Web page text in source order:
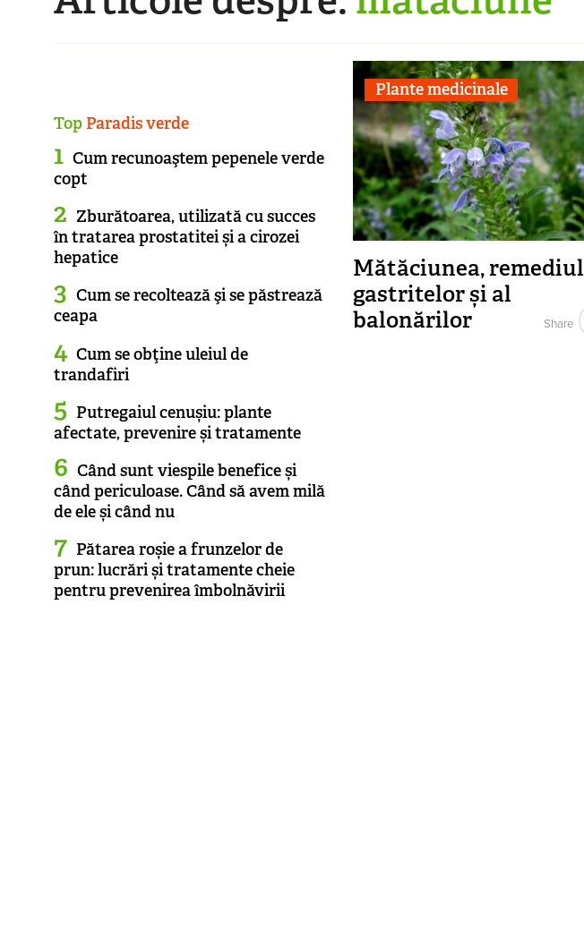
Plante medicinale
Mătăciunea, remediul
gastritelor și al
balonărilor
Share
TopParadis verde
Cum recunoaştem pepenele verde
copt
Zburătoarea, utilizată cu succes
în tratarea prostatitei și a cirozei
hepatice
Cum se recoltează şi se păstrează
ceapa
Cum se obţine uleiul de
trandafiri
Putregaiul cenușiu: plante
afectate, prevenire și tratamente
Când sunt viespile benefice și
când periculoase. Când să avem milă
de ele și când nu
Pătarea roșie a frunzelor de
prun: lucrări și tratamente cheie
pentru prevenirea îmbolnăvirii